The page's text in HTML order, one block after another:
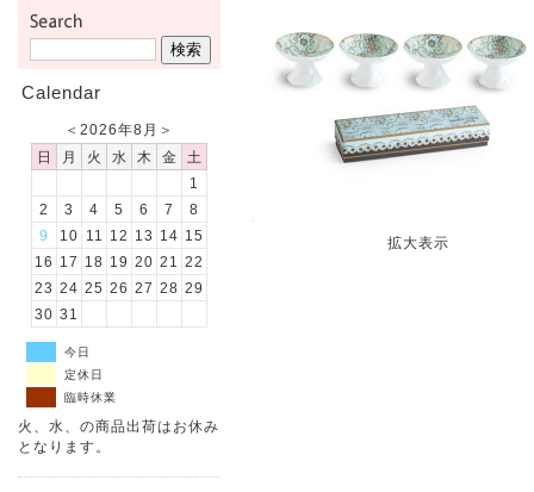
Calendar
＜ 2026年8月 ＞
日
月 火 水 木 金
土
1
2
3 4 5 6 7
8
9
10 11 12 13 14 15
16
17 18 19 20 21
22
23 24 25 26 27 28 29
30 31
今日
定休日
臨時休業
火、水、の商品出荷はお休み
となります。
拡大表示